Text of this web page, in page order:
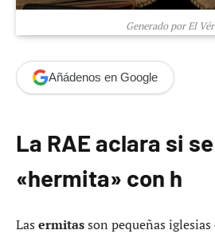
Generado por El
Añádenos en Google
La RAE aclara si
«hermita» con h
Las ermitasson pequeñas